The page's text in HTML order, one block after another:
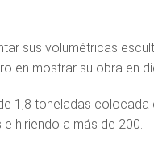
sus volumétricas
en mostrar su obra en
1,8 toneladas colocada
hiriendo a más de 200.